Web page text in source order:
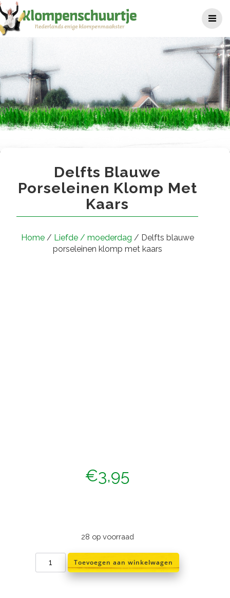
naar
de
Delfts blauwe porseleinen
Delfts Blauwe
Porseleinen Klomp Met
Kaars
Home/ Liefde / moederdag / Delfts blauwe
porseleinen klomp met kaars
€3,95
28 op voorraad
Delfts
blauwe
porseleinen
Toevoegen aan winkelwagen